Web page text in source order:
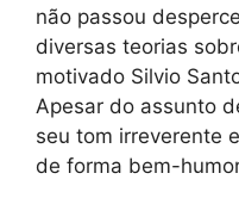
não passou
diversas teorias
motivado Silvio
Apesar do assunto
seu tom irreverente
de forma bem-